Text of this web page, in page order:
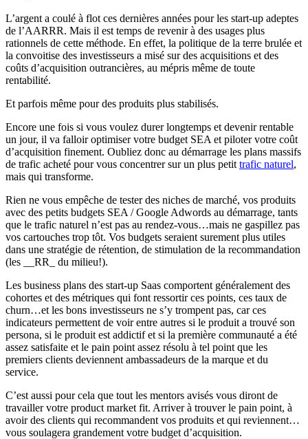
L’argent a coulé à flot ces dernières années pour les start-up adeptes
de l’AARRR. Mais il est temps de revenir à des usages plus
rationnels de cette méthode. En effet, la politique de la terre brulée et
la convoitise des investisseurs a misé sur des acquisitions et des
coûts d’acquisition outrancières, au mépris même de toute
rentabilité.
Et parfois même pour des produits plus stabilisés.
Encore une fois si vous voulez durer longtemps et devenir rentable
un jour, il va falloir optimiser votre budget SEA et piloter votre coût
d’acquisition finement. Oubliez donc au démarrage les plans massifs
de trafic acheté pour vous concentrer sur un plus petit trafic naturel,
mais qui transforme.
Rien ne vous empêche de tester des niches de marché, vos produits
avec des petits budgets SEA / Google Adwords au démarrage, tants
que le trafic naturel n’est pas au rendez-vous…mais ne gaspillez pas
vos cartouches trop tôt. Vos budgets seraient surement plus utiles
dans une stratégie de rétention, de stimulation de la recommandation
(les __RR_ du milieu!).
Les business plans des start-up Saas comportent généralement des
cohortes et des métriques qui font ressortir ces points, ces taux de
churn…et les bons investisseurs ne s’y trompent pas, car ces
indicateurs permettent de voir entre autres si le produit a trouvé son
persona, si le produit est addictif et si la première communauté a été
assez satisfaite et le pain point assez résolu à tel point que les
premiers clients deviennent ambassadeurs de la marque et du
service.
C’est aussi pour cela que tout les mentors avisés vous diront de
travailler votre product market fit. Arriver à trouver le pain point, à
avoir des clients qui recommandent vos produits et qui reviennent…
vous soulagera grandement votre budget d’acquisition.